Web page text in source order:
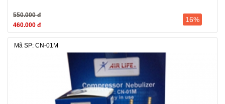
550.000 đ
460.000 đ
16%
Mã SP: CN-01M